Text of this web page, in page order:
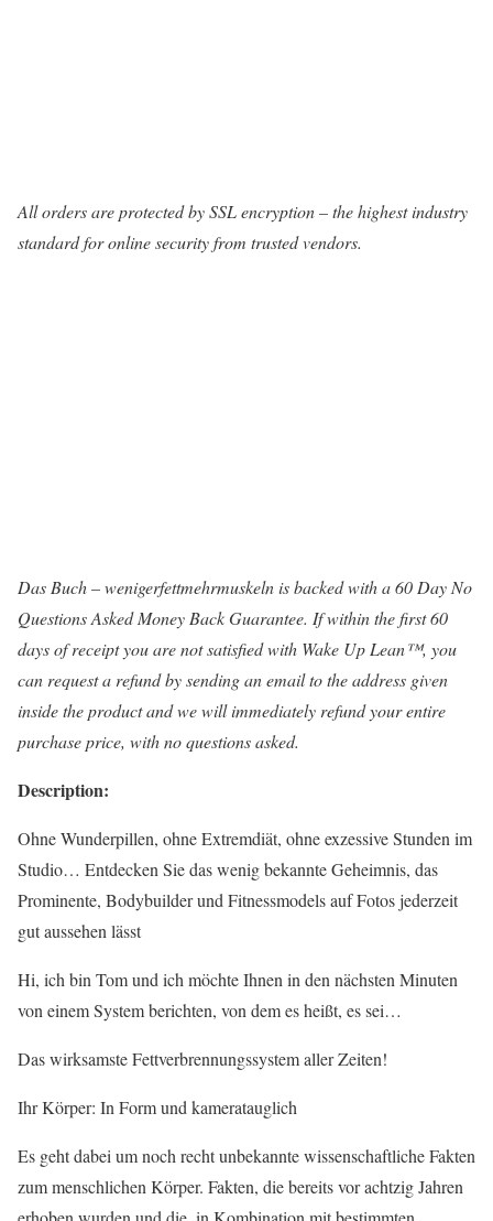
All orders are protected by SSL encryption – the highest industry
standard for online security from trusted vendors.
Das Buch – wenigerfettmehrmuskeln is backed with a 60 Day No
Questions Asked Money Back Guarantee. If within the first 60
days of receipt you are not satisfied with Wake Up Lean™, you
can request a refund by sending an email to the address given
inside the product and we will immediately refund your entire
purchase price, with no questions asked.
Description:
Ohne Wunderpillen, ohne Extremdiät, ohne exzessive Stunden im
Studio… Entdecken Sie das wenig bekannte Geheimnis, das
Prominente, Bodybuilder und Fitnessmodels auf Fotos jederzeit
gut aussehen lässt
Hi, ich bin Tom und ich möchte Ihnen in den nächsten Minuten
von einem System berichten, von dem es heißt, es sei…
Das wirksamste Fettverbrennungssystem aller Zeiten!
Ihr Körper: In Form und kameratauglich
Es geht dabei um noch recht unbekannte wissenschaftliche Fakten
zum menschlichen Körper. Fakten, die bereits vor achtzig Jahren